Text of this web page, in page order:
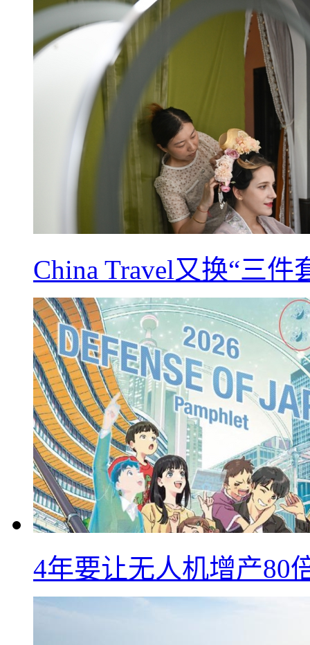
China Travel又换“三
4年要让无人机增产80